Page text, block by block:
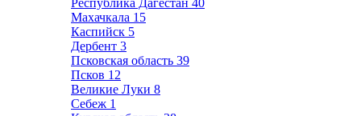
Республика Дагестан 40
Махачкала 15
Каспийск 5
Дербент 3
Псковская область 39
Псков 12
Великие Луки 8
Себеж 1